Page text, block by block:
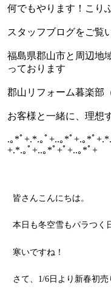
何でもやります！こり
スタッフブログをご覧
福島県郡山市と周辺地
っております
郡山リフォーム暮楽部
お客様と一緒に、理想
.｡*ﾟ+.*.｡ﾟ+..｡*ﾟ+.｡*ﾟ
+.*.｡ﾟ+..｡*ﾟ+ﾟ+..｡*ﾟ+
皆さんこんにちは。
本日も冬空雪もパラつく
寒いですね！
さて、1/6日より新春初